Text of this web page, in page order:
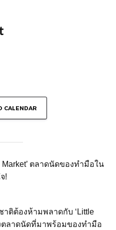
CALENDAR
ตลาดนัดของทำมือใน
!
ติต้องห้ามพลาดกับ ‘Little
ตลาดนัดที่มาพร้อมของทำมือ